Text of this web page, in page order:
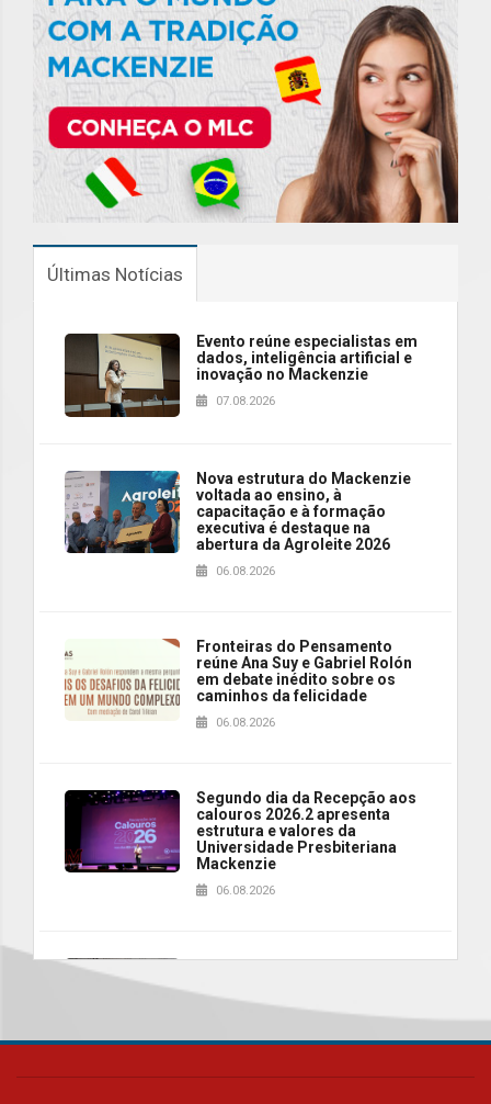
Últimas Notícias
Evento reúne especialistas em
dados, inteligência artificial e
inovação no Mackenzie
07.08.2026
Nova estrutura do Mackenzie
voltada ao ensino, à
capacitação e à formação
executiva é destaque na
abertura da Agroleite 2026
06.08.2026
Fronteiras do Pensamento
reúne Ana Suy e Gabriel Rolón
em debate inédito sobre os
caminhos da felicidade
06.08.2026
Segundo dia da Recepção aos
calouros 2026.2 apresenta
estrutura e valores da
Universidade Presbiteriana
Mackenzie
06.08.2026
Nova apresentação do Centro
homenageia artista brasileira